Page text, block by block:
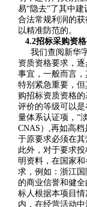
易“隐去”了其中
合法常规利润的
以精准防范的。
4.2招标采购资
我们查阅新华
资质资格要求，
事宜，一般而言
特别紧急重要，
购招标资质资格
评价的等级可以
量体系认证项，“
CNAS）,再如高
于原要求必须在
此外，对于要求
明资料，在国家
求，例如： 浙江
的商业信誉和健
标人根据本项目
内，在经营活动